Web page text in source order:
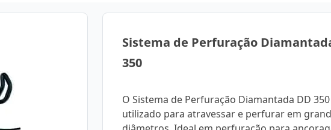
Sistema de Perfuração
350
O Sistema de Perfuração Diamantada DD
utilizado para atravessar e perfurar em